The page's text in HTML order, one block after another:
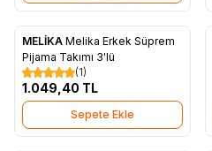
Favorilere Ekle
MELİKA Melika Erkek Süprem
Pijama Takımı 3'lü
(1)
1.049,40 TL
Sepete Ekle